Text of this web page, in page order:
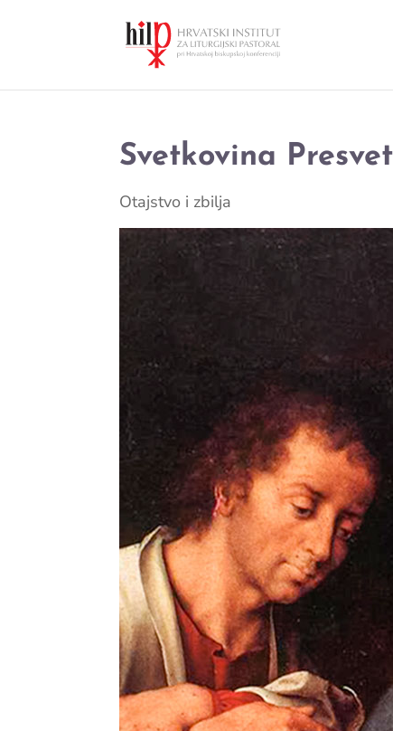
Svetkovina
Otajstvo i zbilja